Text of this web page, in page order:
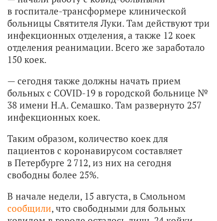
в госпитале-трансформере клинической
больницы Святителя Луки. Там действуют три
инфекционных отделения, а также 12 коек
отделения реанимации. Всего же заработало
150 коек.
— сегодня также должны начать прием
больных с COVID-19 в городской больнице №
38 имени Н.А. Семашко. Там развернуто 257
инфекционных коек.
Таким образом, количество коек для
пациентов с коронавирусом составляет
в Петербурге 2 712, из них на сегодня
свободны более 25%.
В начале недели, 15 августа, в Смольном
сообщили, что свободными для больных